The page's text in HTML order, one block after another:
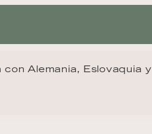
Alemania, Eslovaquia y